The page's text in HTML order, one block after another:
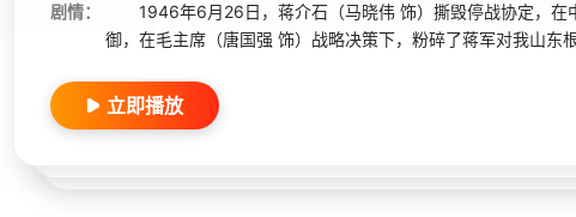
剧情：
1946年6月26日，蒋介石（马晓伟 饰）撕毁停战协定，在
御，在毛主席（唐国强 饰）战略决策下，粉碎了蒋军对我山东
立即播放